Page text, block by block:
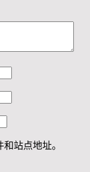
站点地址。